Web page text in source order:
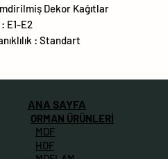
Dekor Kağıtlar
: E1-E2
: Standart
ANA SAYFA
ORMAN ÜRÜNLERİ
MDF
HDF